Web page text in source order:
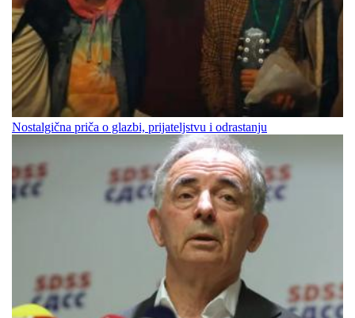
Nostalgična priča o glazbi, prijateljstvu i odrastanju